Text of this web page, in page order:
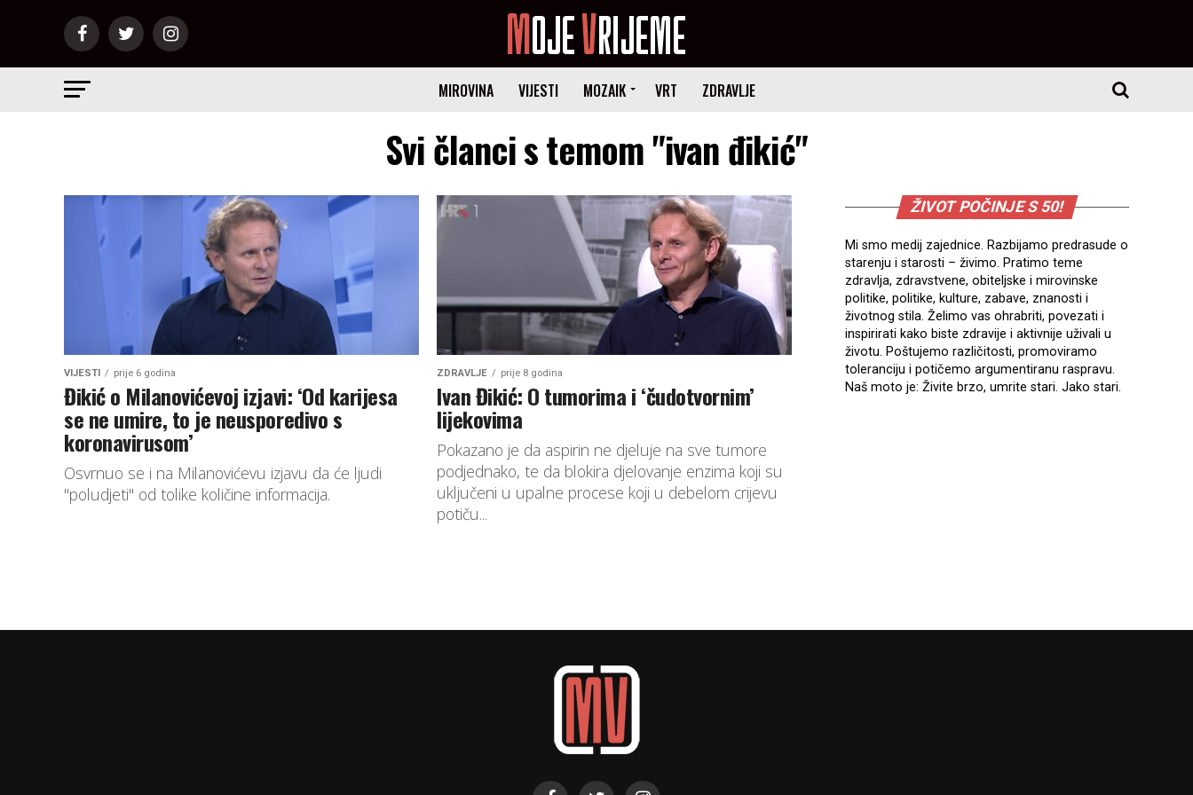
MIROVINA VIJESTI MOZAIK VRT ZDRAVLJE
Svi članci s temom "ivan đikić"
VIJESTI prije 6 godina
Đikić o Milanovićevoj izjavi: ‘Od karijesa
se ne umire, to je neusporedivo s
koronavirusom’
Osvrnuo se i na Milanovićevu izjavu da će ljudi
"poludjeti" od tolike količine informacija.
ZDRAVLJE prije 8 godina
Ivan Đikić: O tumorima i ‘čudotvornim’
lijekovima
Pokazano je da aspirin ne djeluje na sve tumore
podjednako, te da blokira djelovanje enzima koji su
uključeni u upalne procese koji u debelom crijevu
potiču...
ŽIVOT POČINJE S 50!
Mi smo medij zajednice. Razbijamo predrasude o
starenju i starosti – živimo. Pratimo teme
zdravlja, zdravstvene, obiteljske i mirovinske
politike, politike, kulture, zabave, znanosti i
životnog stila. Želimo vas ohrabriti, povezati i
inspirirati kako biste zdravije i aktivnije uživali u
životu. Poštujemo različitosti, promoviramo
toleranciju i potičemo argumentiranu raspravu.
Naš moto je: Živite brzo, umrite stari. Jako stari.